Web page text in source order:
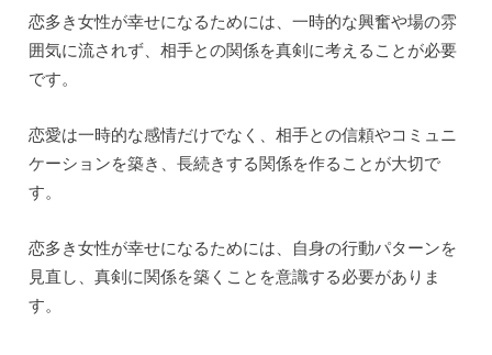
恋多き女性が幸せになるためには、一時的な興奮や場の雰
囲気に流されず、相手との関係を真剣に考えることが必要
です。
恋愛は一時的な感情だけでなく、相手との信頼やコミュニ
ケーションを築き、長続きする関係を作ることが大切で
す。
恋多き女性が幸せになるためには、自身の行動パターンを
見直し、真剣に関係を築くことを意識する必要がありま
す。